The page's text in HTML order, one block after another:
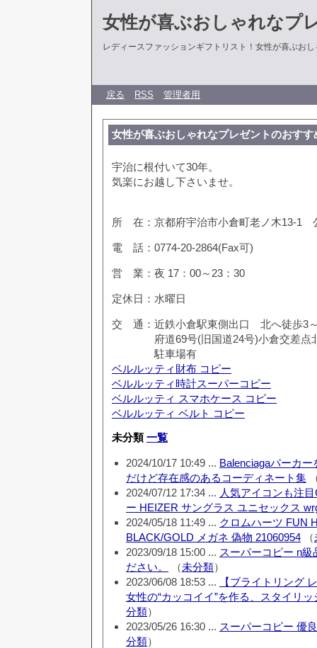
女性が喜ぶおしゃれなプ
レディースファッションギフトリスト！女性が喜ぶお
戻る RSS 管理者用
女性が喜ぶおしゃれなプレゼントのおすす
宇治に根付いて30年。
気楽にお越し下さいませ。
所 在：京都府宇治市小倉町老ノ木13-1
電 話：0774-20-2864(Fax可)
営 業：夜 17：00～23：30
定休日：水曜日
交 通：近鉄小倉駅東側出口 北へ徒歩3
府道69号(旧国道24号)小倉交差点北
駐車場有
ベルルッティ財布 コピー
ベルルッティ時計スーパーコピー
ベルルッティ スマホケース コピー
ベルルッティ ベルト コピー
未分類一覧
2024/10/17 10:49 ... Balenciagaパーカ
だけど存在感のあるコーディネート集
2024/07/12 17:34 ... 人気アイコンも注
ー HEIZER サングラス ユニセックス
2024/05/18 11:49 ... クロムハーツ FUN
BLACK/GOLD メガネ 偽物 21060954 （
2023/09/18 15:00 ... スーパーコピー n
ださい。
（未分類）
2023/06/08 18:53 ...
【ブライトリング
女性の“カッコイイ”を作る、スタイリ
分類）
2023/05/26 16:30 ... スーパーコピー 優
分類）